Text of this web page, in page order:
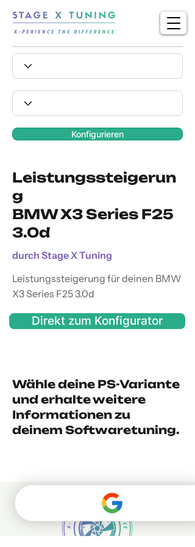
Konfigurieren
Leistungssteigerun
g
BMW X3 Series F25
3.0d
durch Stage X Tuning
Leistungssteigerung für deinen BMW
X3 Series F25 3.0d
Direkt zum Konfigurator
Wähle deine PS-Variante
und erhalte weitere
Informationen zu
deinem Softwaretuning.